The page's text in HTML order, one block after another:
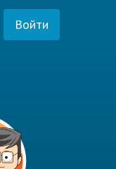
Войти